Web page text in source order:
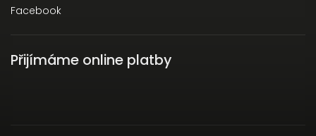
Facebook
Přijímáme online platby